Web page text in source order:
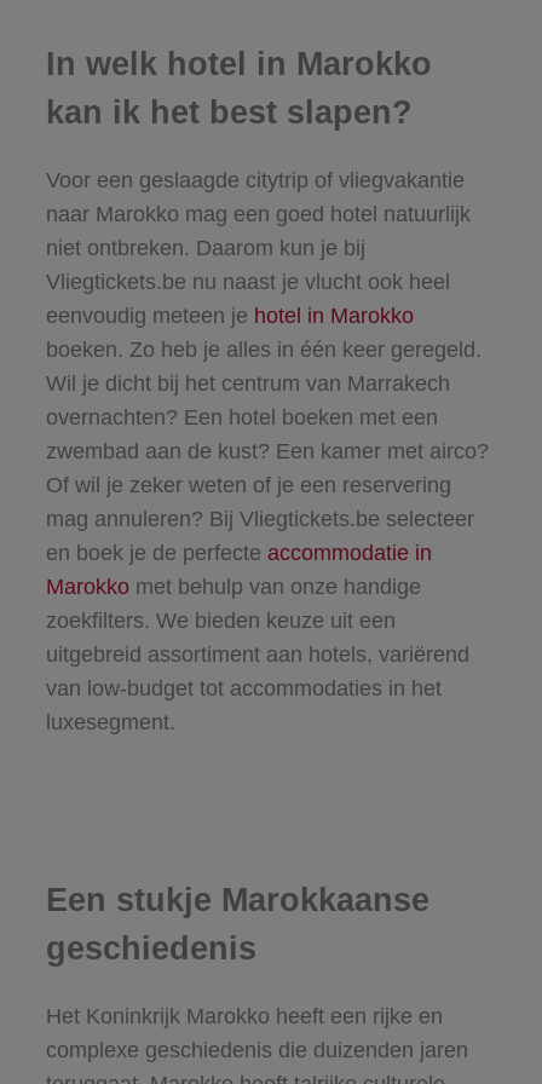
In welk hotel in Marokko
kan ik het best slapen?
Voor een geslaagde citytrip of vliegvakantie
naar Marokko mag een goed hotel natuurlijk
niet ontbreken. Daarom kun je bij
Vliegtickets.be nu naast je vlucht ook heel
eenvoudig meteen je hotel in Marokko
boeken. Zo heb je alles in één keer geregeld.
Wil je dicht bij het centrum van Marrakech
overnachten? Een hotel boeken met een
zwembad aan de kust? Een kamer met airco?
Of wil je zeker weten of je een reservering
mag annuleren? Bij Vliegtickets.be selecteer
en boek je de perfecte accommodatie in
Marokkomet behulp van onze handige
zoekfilters. We bieden keuze uit een
uitgebreid assortiment aan hotels, variërend
van low-budget tot accommodaties in het
luxesegment.
Een stukje Marokkaanse
geschiedenis
Het Koninkrijk Marokko heeft een rijke en
complexe geschiedenis die duizenden jaren